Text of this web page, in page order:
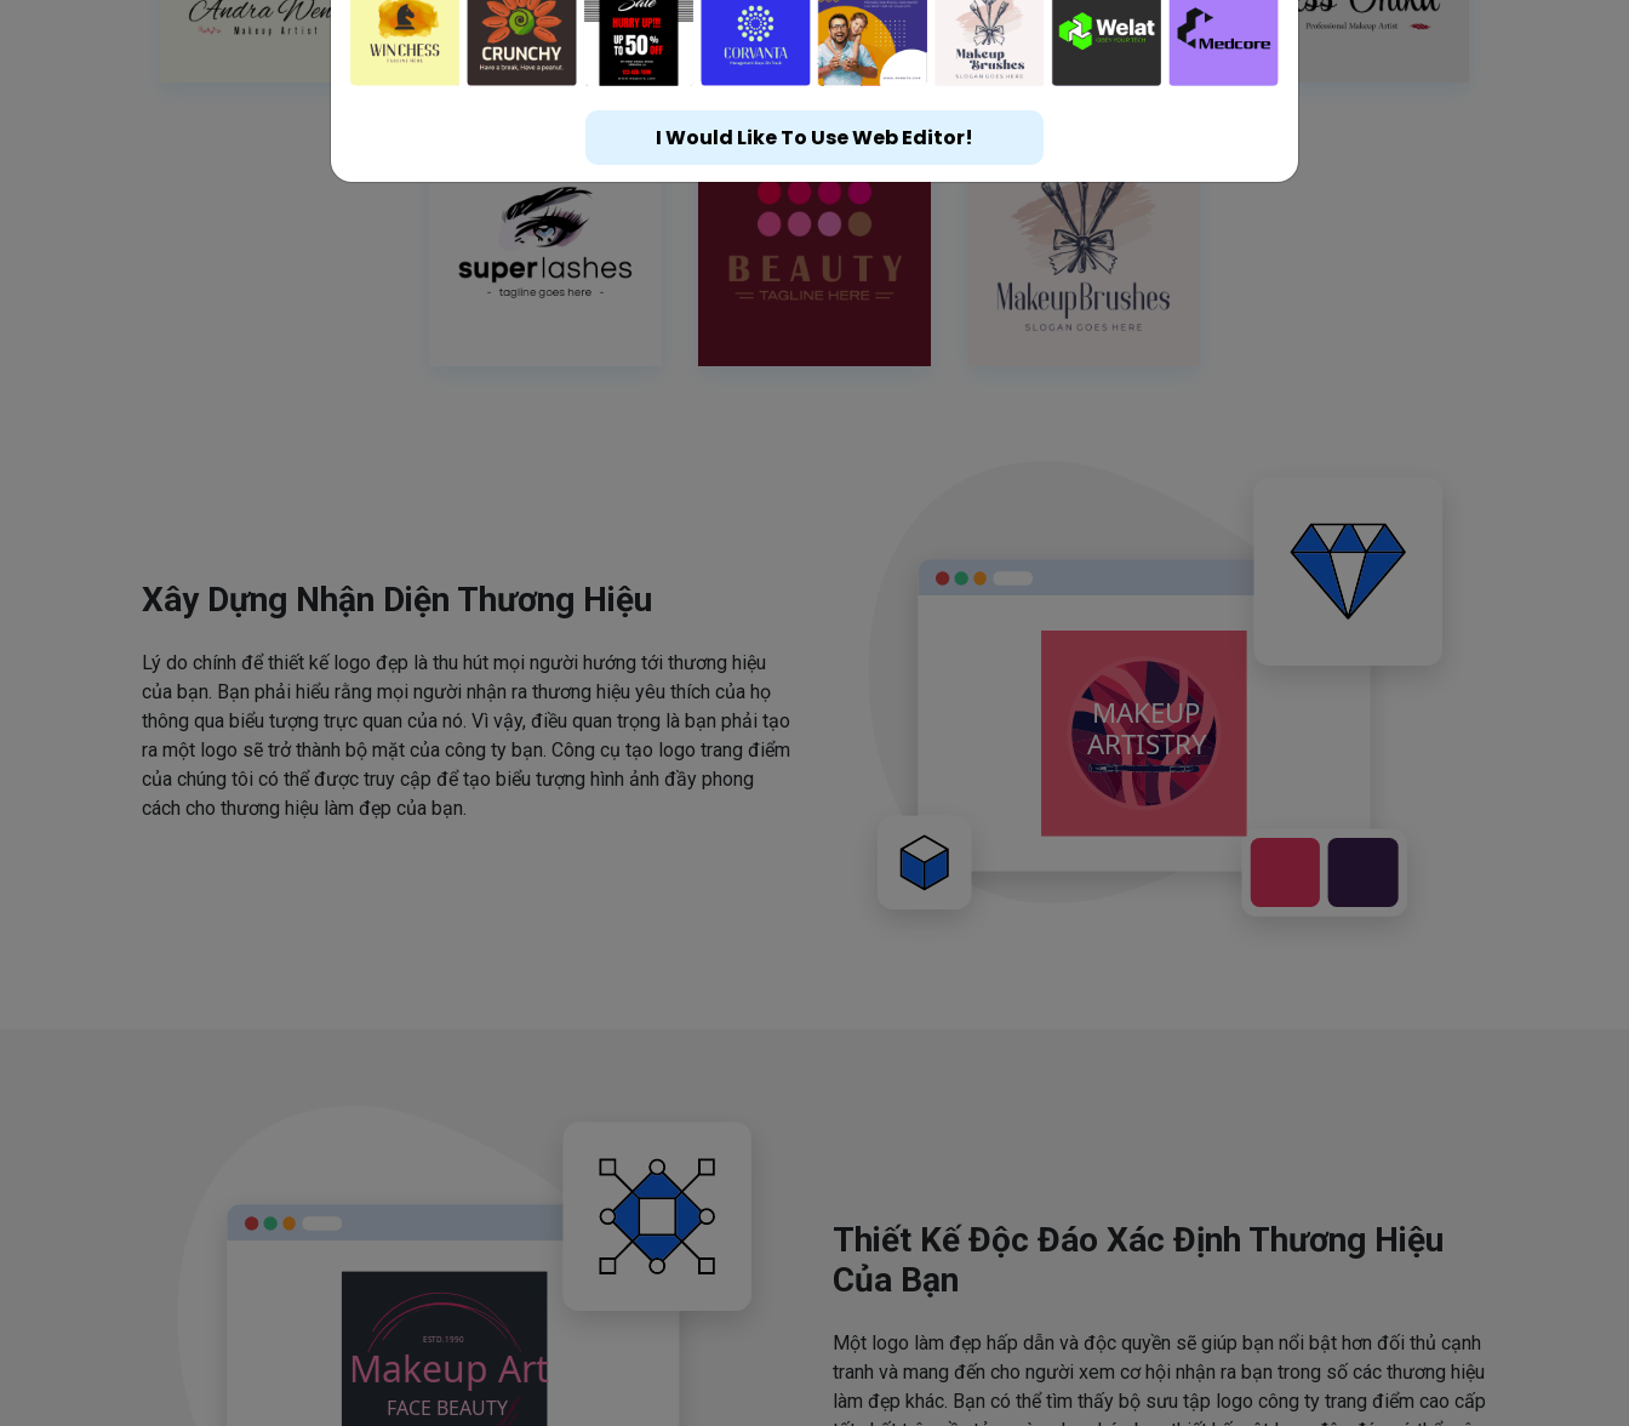
Xây Dựng Nhận Diện Thương Hiệu
Lý do chính để thiết kế logo đẹp là thu hút mọi người hướng tới thương hiệu
của bạn. Bạn phải hiểu rằng mọi người nhận ra thương hiệu yêu thích của họ
thông qua biểu tượng trực quan của nó. Vì vậy, điều quan trọng là bạn phải tạo
ra một logo sẽ trở thành bộ mặt của công ty bạn. Công cụ tạo logo trang điểm
của chúng tôi có thể được truy cập để tạo biểu tượng hình ảnh đầy phong
cách cho thương hiệu làm đẹp của bạn.
Thiết Kế Độc Đáo Xác Định Thương Hiệu
Của Bạn
Một logo làm đẹp hấp dẫn và độc quyền sẽ giúp bạn nổi bật hơn đối thủ cạnh
tranh và mang đến cho người xem cơ hội nhận ra bạn trong số các thương hiệu
làm đẹp khác. Bạn có thể tìm thấy bộ sưu tập logo công ty trang điểm cao cấp
I Would Like To Use Web Editor!